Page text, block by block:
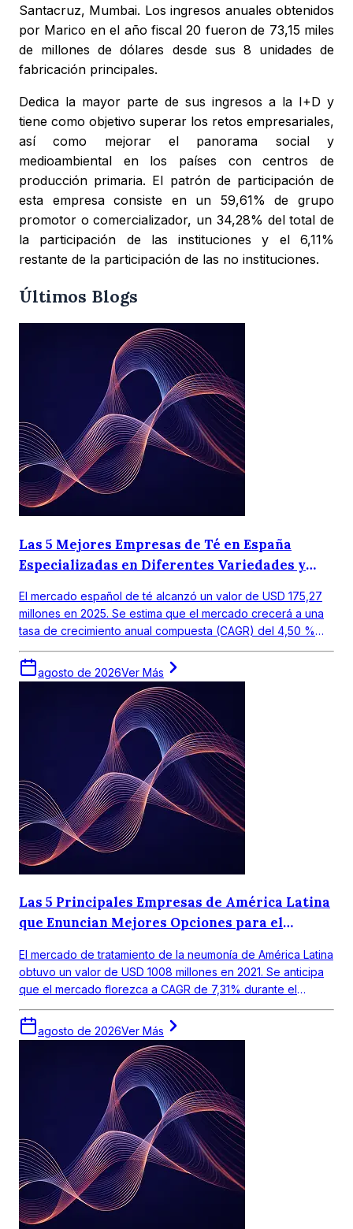
Santacruz, Mumbai. Los ingresos anuales obtenidos
por Marico en el año fiscal 20 fueron de 73,15 miles
de millones de dólares desde sus 8 unidades de
fabricación principales.
Dedica la mayor parte de sus ingresos a la I+D y
tiene como objetivo superar los retos empresariales,
así como mejorar el panorama social y
medioambiental en los países con centros de
producción primaria. El patrón de participación de
esta empresa consiste en un 59,61% de grupo
promotor o comercializador, un 34,28% del total de
la participación de las instituciones y el 6,11%
restante de la participación de las no instituciones.
Últimos Blogs
Las 5 Mejores Empresas de Té en España
Especializadas en Diferentes Variedades y
El mercado español de té alcanzó un valor de USD 175,27
millones en 2025. Se estima que el mercado crecerá a una
tasa de crecimiento anual compuesta (CAGR) del 4,50 %
entre 2026 y 2035, para alcanzar un valor de USD 272,19
millones en 2035.
agosto de 2026Ver Más
Las 5 Principales Empresas de América Latina
que Enuncian Mejores Opciones para el
El mercado de tratamiento de la neumonía de América Latina
obtuvo un valor de USD 1008 millones en 2021. Se anticipa
que el mercado florezca a CAGR de 7,31% durante el
periodo de pronóstico 2022-2027.
agosto de 2026Ver Más